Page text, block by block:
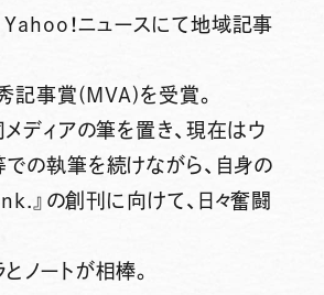
！ニュースにて地域記事
記事賞(MVA)を受賞。
ディアの筆を置き、現在はウ
での執筆を続けながら、自身の
』の創刊に向けて、日々奮闘
ノートが相棒。